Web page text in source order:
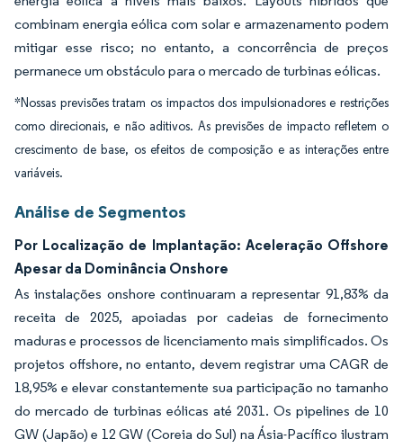
combinam energia eólica com solar e armazenamento podem
mitigar esse risco; no entanto, a concorrência de preços
permanece um obstáculo para o mercado de turbinas eólicas.
*Nossas previsões tratam os impactos dos impulsionadores e restrições
como direcionais, e não aditivos. As previsões de impacto refletem o
crescimento de base, os efeitos de composição e as interações entre
variáveis.
Análise de Segmentos
Por Localização de Implantação: Aceleração Offshore
Apesar da Dominância Onshore
As instalações onshore continuaram a representar 91,83% da
receita de 2025, apoiadas por cadeias de fornecimento
maduras e processos de licenciamento mais simplificados. Os
projetos offshore, no entanto, devem registrar uma CAGR de
18,95% e elevar constantemente sua participação no tamanho
do mercado de turbinas eólicas até 2031. Os pipelines de 10
GW (Japão) e 12 GW (Coreia do Sul) na Ásia-Pacífico ilustram